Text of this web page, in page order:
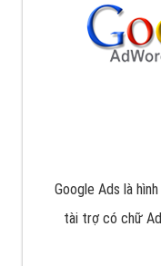
Google Ads là
tài trợ có chữ